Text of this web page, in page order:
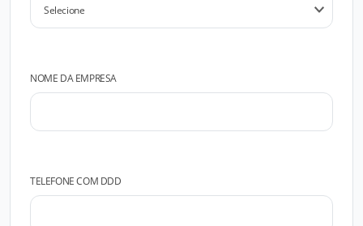
NOME DA EMPRESA
TELEFONE COM DDD